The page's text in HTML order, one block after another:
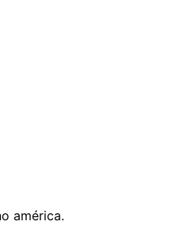
américa.